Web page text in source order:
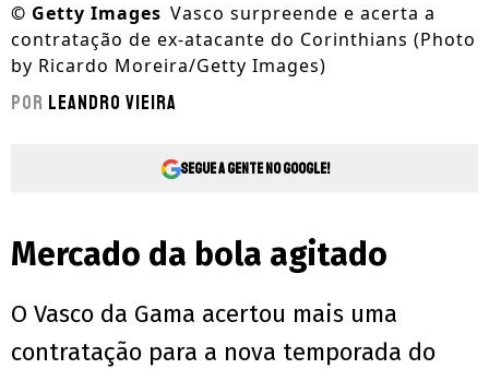
© Getty Images Vasco surpreende e acerta a
contratação de ex-atacante do Corinthians (Photo
by Ricardo Moreira/Getty Images)
Por Leandro Vieira
Segue a gente no Google!
Mercado da bola agitado
O Vasco da Gama acertou mais uma
contratação para a nova temporada do